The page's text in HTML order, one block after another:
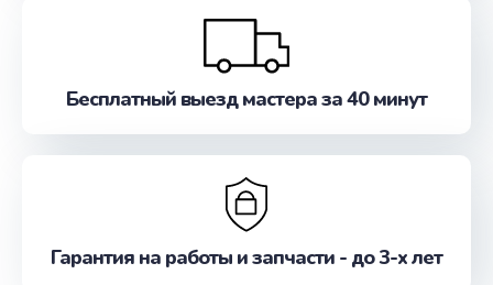
Замена процессора
от 1290 руб.
Замена шим-контроллера
Заказать
Замена системы охлаждения
Бесплатный выезд мастера за 40 минут
Гарантия на работы и запчасти - до 3-х лет